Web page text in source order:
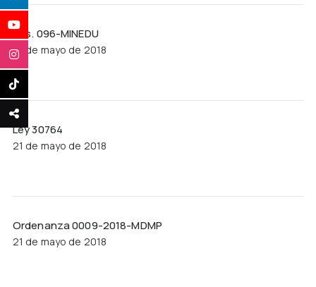
Res. 096-MINEDU
21 de mayo de 2018
Ley 30764
21 de mayo de 2018
Ordenanza 0009-2018-MDMP
21 de mayo de 2018